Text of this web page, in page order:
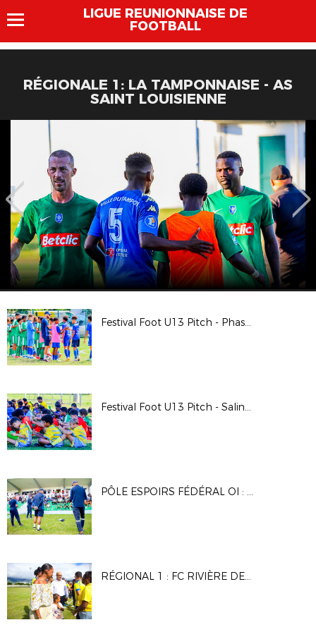
LIGUE REUNIONNAISE DE
FOOTBALL
RÉGIONALE 1: LA TAMPONNAISE - AS
SAINT LOUISIENNE
Festival Foot U13 Pitch - Phase départementale Garçons
Festival Foot U13 Pitch - Saline les Bains
PÔLE ESPOIRS FÉDÉRAL OI : CONCOURS D'ENTRÉE - AVRIL 2025
RÉGIONAL 1 : FC RIVIÈRE DES GALETS - JS SAINT-PIERROISE (J1/2025)